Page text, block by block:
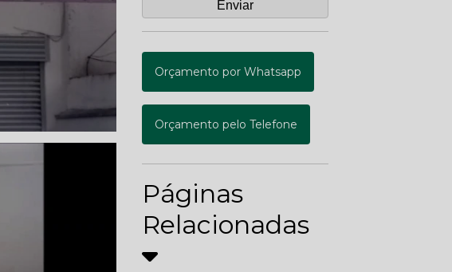
Orçamento por Whatsapp
Orçamento pelo Telefone
Páginas
Relacionadas